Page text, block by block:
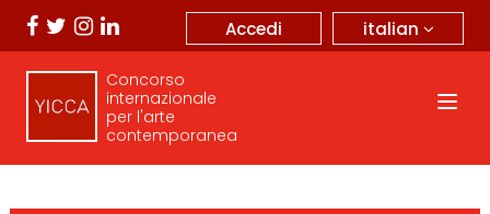
italian
Accedi
Concorso
internazionale
per l'arte
contemporanea